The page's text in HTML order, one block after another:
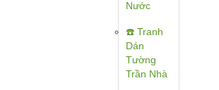
Nước
☎️ Tranh
Dán
Tường
Trần Nhà